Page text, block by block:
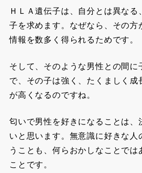
ＨＬＡ遺伝子は、自分とは異な
子を求めます。なぜなら、その方
情報を数多く得られるためです。
そして、そのような男性との間に
で、その子は強く、たくましく成
が高くなるのですね。
匂いで男性を好きになることは、
いと思います。無意識に好きな人
うことも、何らおかしなことで
ことです。